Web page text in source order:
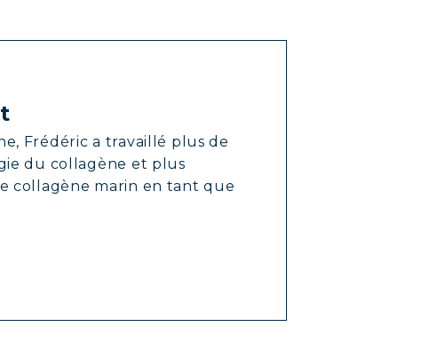
Frédéric a travaillé plus de
du collagène et plus
collagène marin en tant que